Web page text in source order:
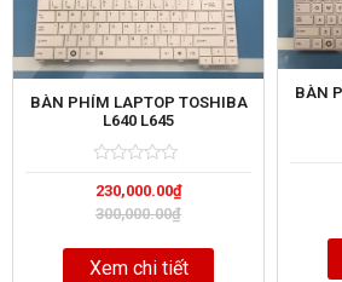
BÀN PHÍM LAPTOP TOSHIBA
L640 L645
0
out
of
300,000.00₫
230,000.00₫
Xem chi tiết
BÀN